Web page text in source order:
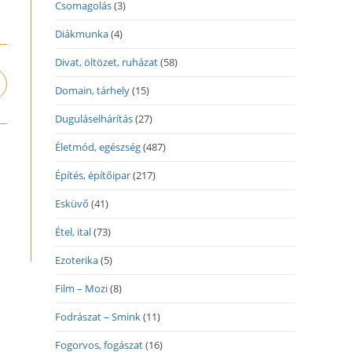
Csomagolás(3)
Diákmunka(4)
Divat, öltözet, ruházat(58)
Domain, tárhely(15)
Duguláselhárítás(27)
Életmód, egészség(487)
Építés, építőipar(217)
Esküvő (41)
Étel, ital(73)
Ezoterika(5)
Film – Mozi(8)
Fodrászat – Smink(11)
Fogorvos, fogászat(16)